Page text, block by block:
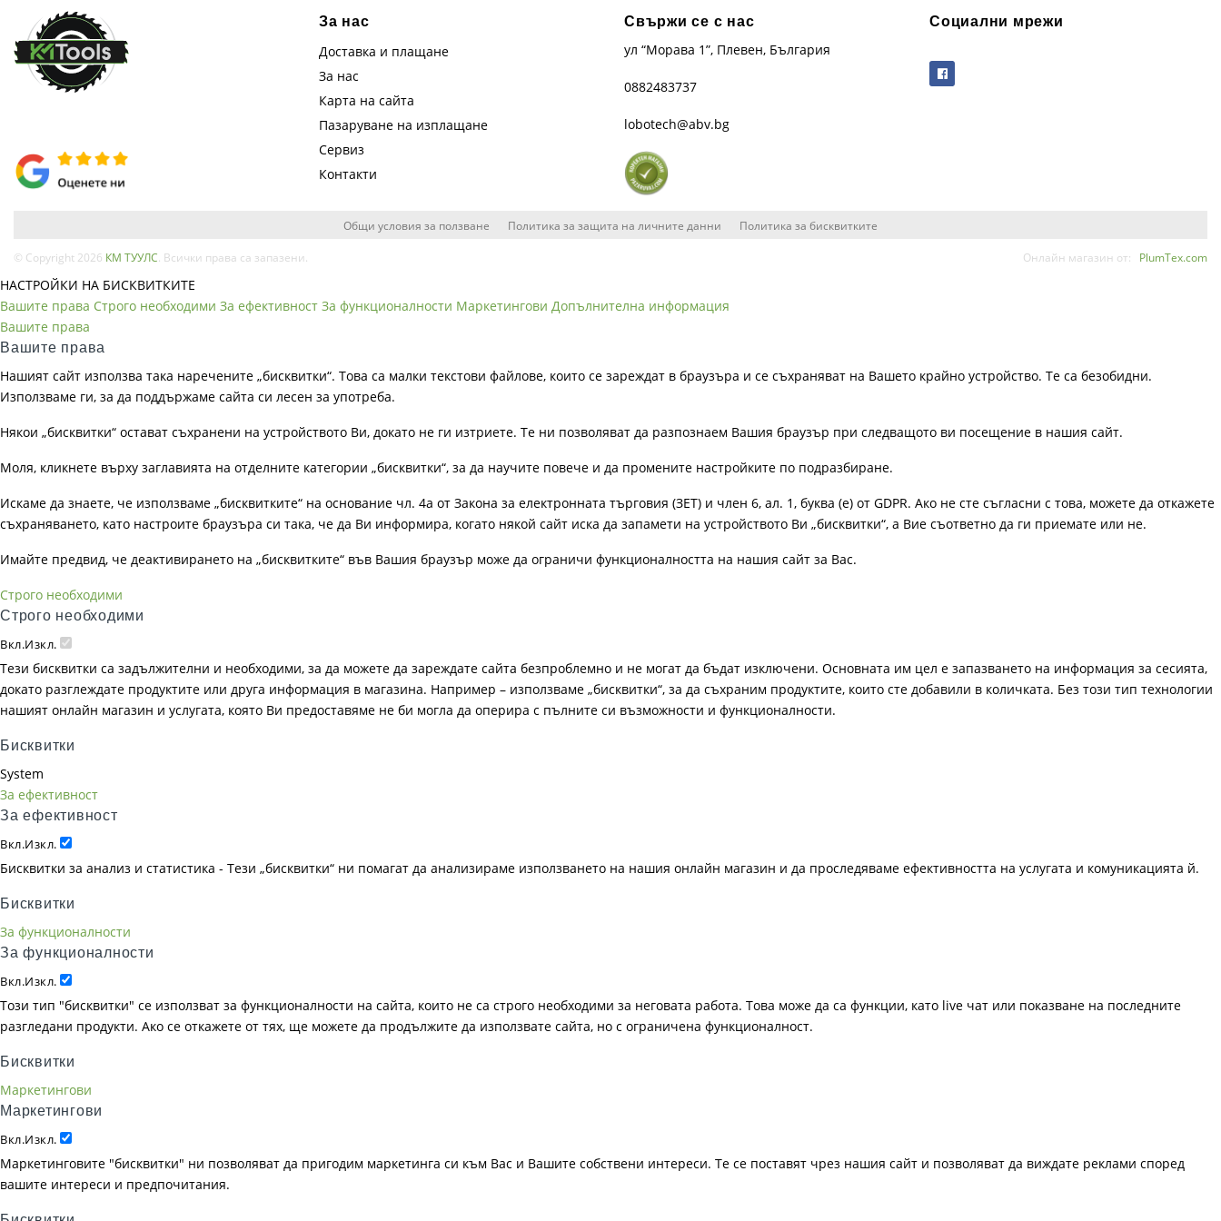
За нас
Доставка и плащане
За нас
Карта на сайта
Пазаруване на изплащане
Сервиз
Контакти
Свържи се с нас
ул “Морава 1”, Плевен, България
0882483737
lobotech@abv.bg
Социални мрежи
Общи условия за ползване Политика за защита на личните данни Политика за бисквитките
© Copyright 2026 КМ ТУУЛС . Всички права са запазени. Онлайн магазин от: PlumTex.com
НАСТРОЙКИ НА БИСКВИТКИТЕ
Вашите права Строго необходими За ефективност За функционалности Маркетингови Допълнителна информация
Вашите права
Вашите права
Нашият сайт използва така наречените „бисквитки“. Това са малки текстови файлове, които се зареждат в браузъра и се съхраняват на Вашето крайно устройство. Те са безобидни.
Използваме ги, за да поддържаме сайта си лесен за употреба.
Някои „бисквитки“ остават съхранени на устройството Ви, докато не ги изтриете. Те ни позволяват да разпознаем Вашия браузър при следващото ви посещение в нашия сайт.
Моля, кликнете върху заглавията на отделните категории „бисквитки“, за да научите повече и да промените настройките по подразбиране.
Искаме да знаете, че използваме „бисквитките“ на основание чл. 4а от Закона за електронната търговия (ЗЕТ) и член 6, ал. 1, буква (е) от GDPR. Ако не сте съгласни с това, можете да откажете
съхраняването, като настроите браузъра си така, че да Ви информира, когато някой сайт иска да запамети на устройството Ви „бисквитки“, а Вие съответно да ги приемате или не.
Имайте предвид, че деактивирането на „бисквитките“ във Вашия браузър може да ограничи функционалността на нашия сайт за Вас.
Строго необходими
Строго необходими
Вкл.Изкл.
Тези бисквитки са задължителни и необходими, за да можете да зареждате сайта безпроблемно и не могат да бъдат изключени. Основната им цел е запазването на информация за сесията,
докато разглеждате продуктите или друга информация в магазина. Например – използваме „бисквитки“, за да съхраним продуктите, които сте добавили в количката. Без този тип технологии
нашият онлайн магазин и услугата, която Ви предоставяме не би могла да оперира с пълните си възможности и функционалности.
Бисквитки
System
За ефективност
За ефективност
Вкл.Изкл.
Бисквитки за анализ и статистика - Тези „бисквитки“ ни помагат да анализираме използването на нашия онлайн магазин и да проследяваме ефективността на услугата и комуникацията й.
Бисквитки
За функционалности
За функционалности
Вкл.Изкл.
Този тип "бисквитки" се използват за функционалности на сайта, които не са строго необходими за неговата работа. Това може да са функции, като live чат или показване на последните
разгледани продукти. Ако се откажете от тях, ще можете да продължите да използвате сайта, но с ограничена функционалност.
Бисквитки
Маркетингови
Маркетингови
Вкл.Изкл.
Маркетинговите "бисквитки" ни позволяват да пригодим маркетинга си към Вас и Вашите собствени интереси. Те се поставят чрез нашия сайт и позволяват да виждате реклами според
вашите интереси и предпочитания.